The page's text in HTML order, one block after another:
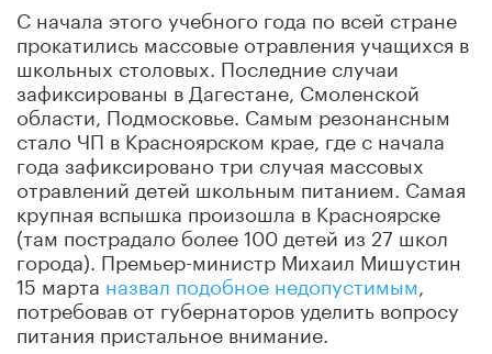
С начала этого учебного года по всей стране
прокатились массовые отравления учащихся в
школьных столовых. Последние случаи
зафиксированы в Дагестане, Смоленской
области, Подмосковье. Самым резонансным
стало ЧП в Красноярском крае, где с начала
года зафиксировано три случая массовых
отравлений детей школьным питанием. Самая
крупная вспышка произошла в Красноярске
(там пострадало более 100 детей из 27 школ
города). Премьер-министр Михаил Мишустин
15 марта назвал подобное недопустимым
потребовав от губернаторов уделить вопросу
питания пристальное внимание.